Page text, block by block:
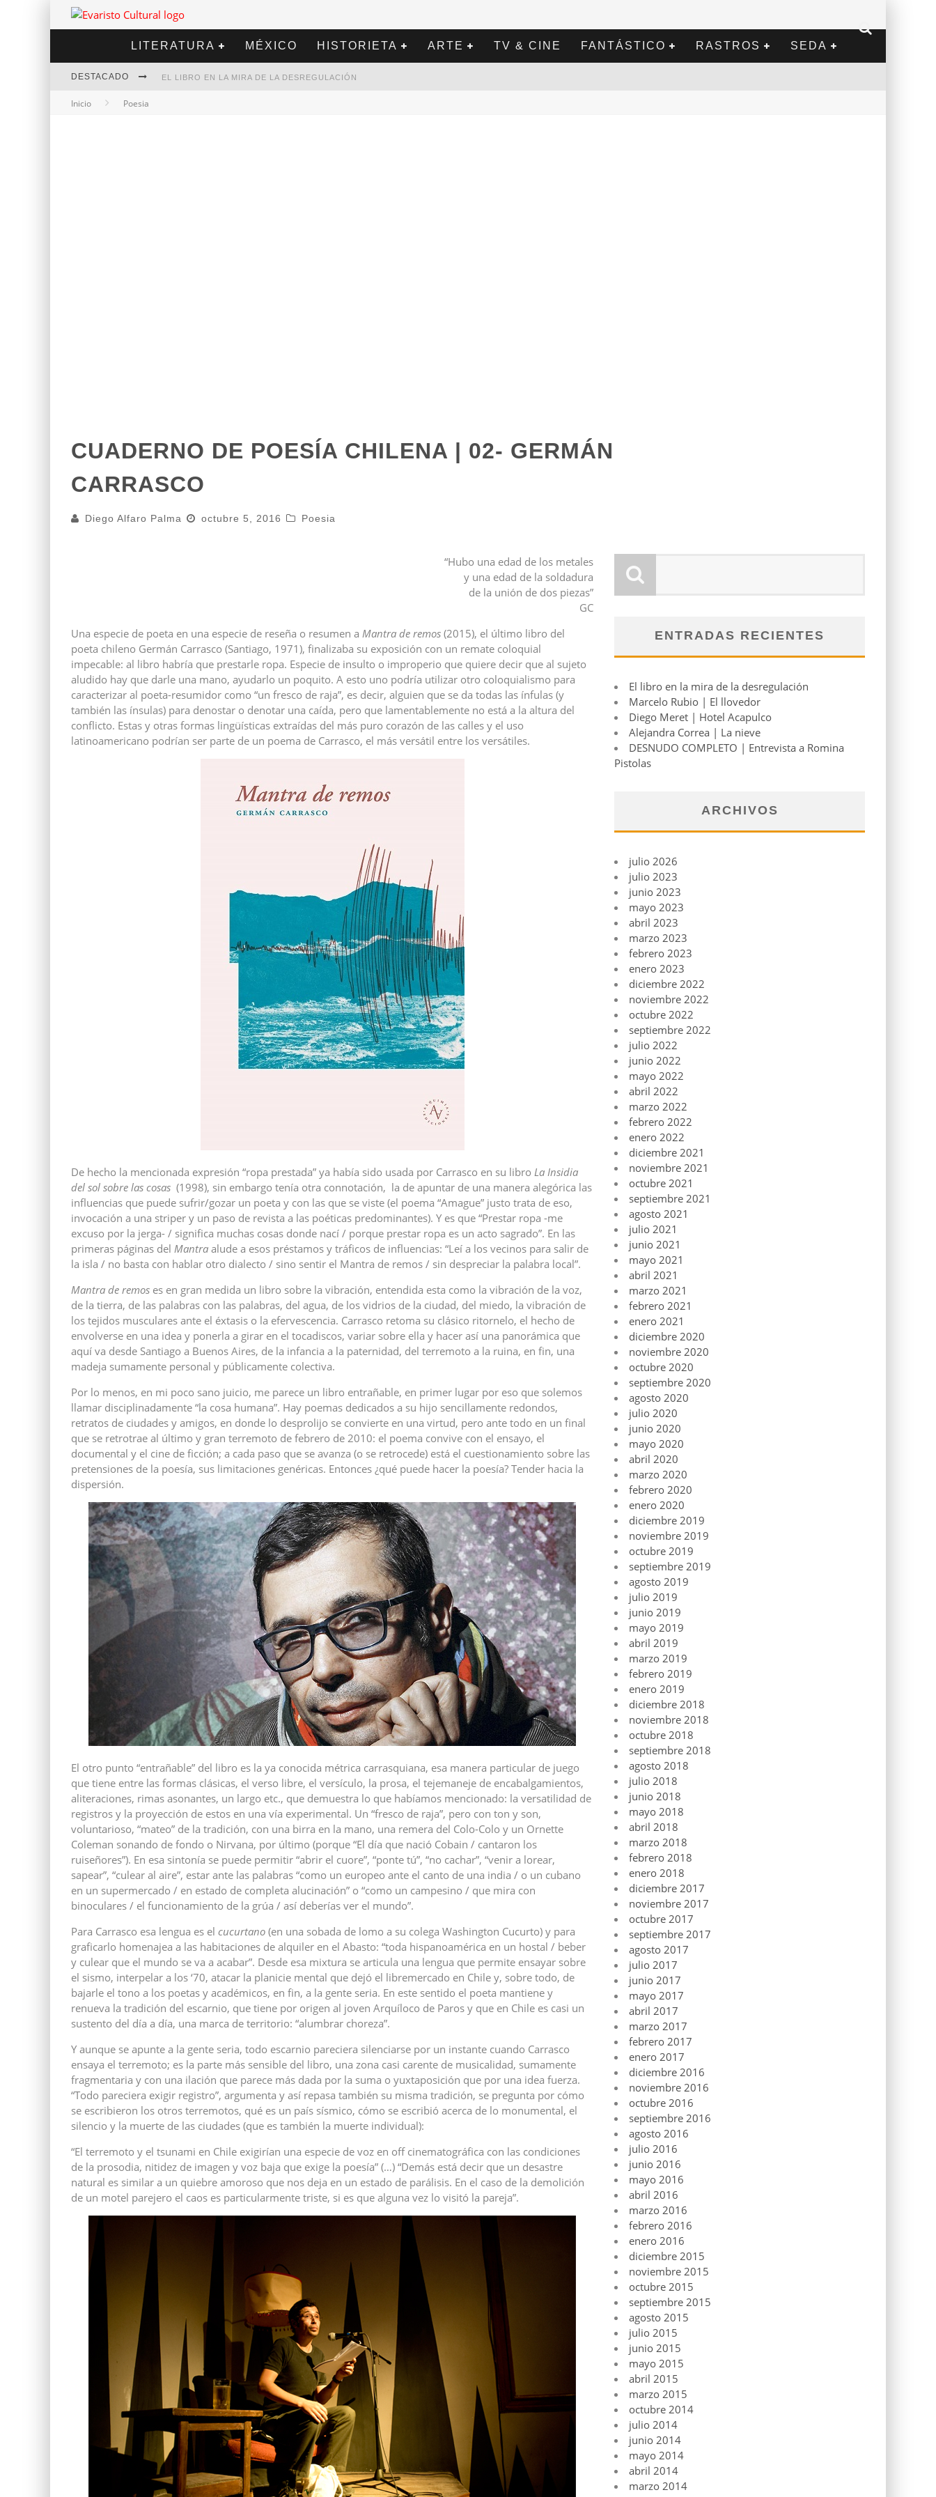
LITERATURA MÉXICO HISTORIETA ARTE TV & CINE FANTÁSTICO RASTROS SEDA
DESTACADO EL LIBRO EN LA MIRA DE LA DESREGULACIÓN
Inicio Poesia
CUADERNO DE POESÍA CHILENA | 02- GERMÁN
CARRASCO
Diego Alfaro Palma octubre 5, 2016 Poesia
“Hubo una edad de los metales
y una edad de la soldadura
de la unión de dos piezas”
GC
Una especie de poeta en una especie de reseña o resumen a Mantra de remos (2015), el último libro del
poeta chileno Germán Carrasco (Santiago, 1971), finalizaba su exposición con un remate coloquial
impecable: al libro habría que prestarle ropa. Especie de insulto o improperio que quiere decir que al sujeto
aludido hay que darle una mano, ayudarlo un poquito. A esto uno podría utilizar otro coloquialismo para
caracterizar al poeta-resumidor como “un fresco de raja”, es decir, alguien que se da todas las ínfulas (y
también las ínsulas) para denostar o denotar una caída, pero que lamentablemente no está a la altura del
conflicto. Estas y otras formas lingüísticas extraídas del más puro corazón de las calles y el uso
latinoamericano podrían ser parte de un poema de Carrasco, el más versátil entre los versátiles.
De hecho la mencionada expresión “ropa prestada” ya había sido usada por Carrasco en su libro La Insidia
del sol sobre las cosas (1998), sin embargo tenía otra connotación, la de apuntar de una manera alegórica las
influencias que puede sufrir/gozar un poeta y con las que se viste (el poema “Amague” justo trata de eso,
invocación a una striper y un paso de revista a las poéticas predominantes). Y es que “Prestar ropa -me
excuso por la jerga- / significa muchas cosas donde nací / porque prestar ropa es un acto sagrado”. En las
primeras páginas del Mantra alude a esos préstamos y tráficos de influencias: “Leí a los vecinos para salir de
la isla / no basta con hablar otro dialecto / sino sentir el Mantra de remos / sin despreciar la palabra local”.
Mantra de remos es en gran medida un libro sobre la vibración, entendida esta como la vibración de la voz,
de la tierra, de las palabras con las palabras, del agua, de los vidrios de la ciudad, del miedo, la vibración de
los tejidos musculares ante el éxtasis o la efervescencia. Carrasco retoma su clásico ritornelo, el hecho de
envolverse en una idea y ponerla a girar en el tocadiscos, variar sobre ella y hacer así una panorámica que
aquí va desde Santiago a Buenos Aires, de la infancia a la paternidad, del terremoto a la ruina, en fin, una
madeja sumamente personal y públicamente colectiva.
Por lo menos, en mi poco sano juicio, me parece un libro entrañable, en primer lugar por eso que solemos
llamar disciplinadamente “la cosa humana”. Hay poemas dedicados a su hijo sencillamente redondos,
retratos de ciudades y amigos, en donde lo desprolijo se convierte en una virtud, pero ante todo en un final
que se retrotrae al último y gran terremoto de febrero de 2010: el poema convive con el ensayo, el
documental y el cine de ficción; a cada paso que se avanza (o se retrocede) está el cuestionamiento sobre las
pretensiones de la poesía, sus limitaciones genéricas. Entonces ¿qué puede hacer la poesía? Tender hacia la
dispersión.
El otro punto “entrañable” del libro es la ya conocida métrica carrasquiana, esa manera particular de juego
que tiene entre las formas clásicas, el verso libre, el versículo, la prosa, el tejemaneje de encabalgamientos,
aliteraciones, rimas asonantes, un largo etc., que demuestra lo que habíamos mencionado: la versatilidad de
registros y la proyección de estos en una vía experimental. Un “fresco de raja”, pero con ton y son,
voluntarioso, “mateo” de la tradición, con una birra en la mano, una remera del Colo-Colo y un Ornette
Coleman sonando de fondo o Nirvana, por último (porque “El día que nació Cobain / cantaron los
ruiseñores”). En esa sintonía se puede permitir “abrir el cuore”, “ponte tú”, “no cachar”, “venir a lorear,
sapear”, “culear al aire”, estar ante las palabras “como un europeo ante el canto de una india / o un cubano
en un supermercado / en estado de completa alucinación” o “como un campesino / que mira con
binoculares / el funcionamiento de la grúa / así deberías ver el mundo”.
Para Carrasco esa lengua es el cucurtano (en una sobada de lomo a su colega Washington Cucurto) y para
graficarlo homenajea a las habitaciones de alquiler en el Abasto: “toda hispanoamérica en un hostal / beber
y culear que el mundo se va a acabar”. Desde esa mixtura se articula una lengua que permite ensayar sobre
el sismo, interpelar a los ‘70, atacar la planicie mental que dejó el libremercado en Chile y, sobre todo, de
bajarle el tono a los poetas y académicos, en fin, a la gente seria. En este sentido el poeta mantiene y
renueva la tradición del escarnio, que tiene por origen al joven Arquíloco de Paros y que en Chile es casi un
sustento del día a día, una marca de territorio: “alumbrar choreza”.
Y aunque se apunte a la gente seria, todo escarnio pareciera silenciarse por un instante cuando Carrasco
ensaya el terremoto; es la parte más sensible del libro, una zona casi carente de musicalidad, sumamente
fragmentaria y con una ilación que parece más dada por la suma o yuxtaposición que por una idea fuerza.
“Todo pareciera exigir registro”, argumenta y así repasa también su misma tradición, se pregunta por cómo
se escribieron los otros terremotos, qué es un país sísmico, cómo se escribió acerca de lo monumental, el
silencio y la muerte de las ciudades (que es también la muerte individual):
“El terremoto y el tsunami en Chile exigirían una especie de voz en off cinematográfica con las condiciones
de la prosodia, nitidez de imagen y voz baja que exige la poesía” (…) “Demás está decir que un desastre
natural es similar a un quiebre amoroso que nos deja en un estado de parálisis. En el caso de la demolición
de un motel parejero el caos es particularmente triste, si es que alguna vez lo visitó la pareja”.
ENTRADAS RECIENTES
El libro en la mira de la desregulación
Marcelo Rubio | El llovedor
Diego Meret | Hotel Acapulco
Alejandra Correa | La nieve
DESNUDO COMPLETO | Entrevista a Romina
Pistolas
ARCHIVOS
julio 2026
julio 2023
junio 2023
mayo 2023
abril 2023
marzo 2023
febrero 2023
enero 2023
diciembre 2022
noviembre 2022
octubre 2022
septiembre 2022
julio 2022
junio 2022
mayo 2022
abril 2022
marzo 2022
febrero 2022
enero 2022
diciembre 2021
noviembre 2021
octubre 2021
septiembre 2021
agosto 2021
julio 2021
junio 2021
mayo 2021
abril 2021
marzo 2021
febrero 2021
enero 2021
diciembre 2020
noviembre 2020
octubre 2020
septiembre 2020
agosto 2020
julio 2020
junio 2020
mayo 2020
abril 2020
marzo 2020
febrero 2020
enero 2020
diciembre 2019
noviembre 2019
octubre 2019
septiembre 2019
agosto 2019
julio 2019
junio 2019
mayo 2019
abril 2019
marzo 2019
febrero 2019
enero 2019
diciembre 2018
noviembre 2018
octubre 2018
septiembre 2018
agosto 2018
julio 2018
junio 2018
mayo 2018
abril 2018
marzo 2018
febrero 2018
enero 2018
diciembre 2017
noviembre 2017
octubre 2017
septiembre 2017
agosto 2017
julio 2017
junio 2017
mayo 2017
abril 2017
marzo 2017
febrero 2017
enero 2017
diciembre 2016
noviembre 2016
octubre 2016
septiembre 2016
agosto 2016
julio 2016
junio 2016
mayo 2016
abril 2016
marzo 2016
febrero 2016
enero 2016
diciembre 2015
noviembre 2015
octubre 2015
septiembre 2015
agosto 2015
julio 2015
junio 2015
mayo 2015
abril 2015
marzo 2015
octubre 2014
julio 2014
junio 2014
mayo 2014
abril 2014
marzo 2014